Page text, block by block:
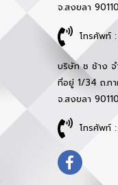
จ.สงขลา 90110
โทรศัพท์
บริษัท ช ช้าง จ
ที่อยู่ 1/34 ถ.ก
จ.สงขลา 90110
โทรศัพท์